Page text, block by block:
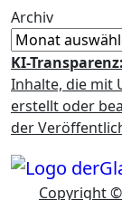
Archiv
KI-Transparenz:
Inhalte, die mit
erstellt oder
der
Copyright